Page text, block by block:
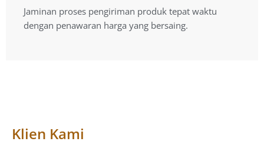
Jaminan proses pengiriman produk tepat waktu
dengan penawaran harga yang bersaing.
Jaminan proses pengiriman produk tepat waktu
dengan penawaran harga yang bersaing.
Klien Kami